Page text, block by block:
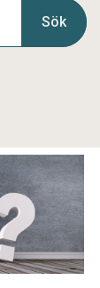
Sök